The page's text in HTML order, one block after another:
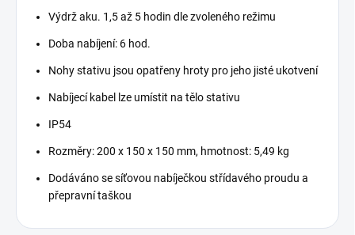
Výdrž aku. 1,5 až 5 hodin dle zvoleného režimu
Doba nabíjení: 6 hod.
Nohy stativu jsou opatřeny hroty pro jeho jisté ukotvení
Nabíjecí kabel lze umístit na tělo stativu
IP54
Rozměry: 200 x 150 x 150 mm, hmotnost: 5,49 kg
Dodáváno se síťovou nabíječkou střídavého proudu a
přepravní taškou